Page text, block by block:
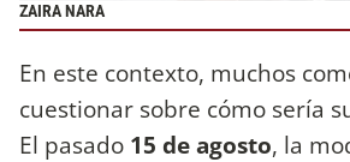
ZAIRA NARA
En este contexto, muchos
cuestionar sobre cómo sería
El pasado 15 de agosto, la